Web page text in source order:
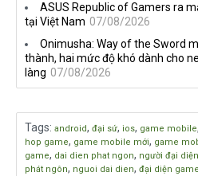
ASUS Republic of Gamers ra
tại Việt Nam 07/08/2026
Onimusha: Way of the Sword
thành, hai mức độ khó dành cho
làng 07/08/2026
Tags: android, đại sứ, ios, game mobile,
hop game, game mobile mới, game
game, dai dien phat ngon, người đại diện
phát ngôn, nguoi dai dien, đại diện